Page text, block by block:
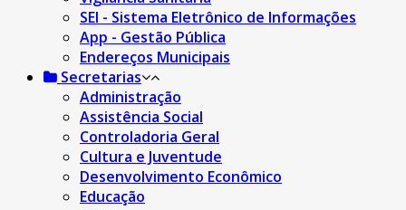
SEI - Sistema Eletrônico de Informações
App - Gestão Pública
Endereços Municipais
Secretarias
Administração
Assistência Social
Controladoria Geral
Cultura e Juventude
Desenvolvimento Econômico
Educação